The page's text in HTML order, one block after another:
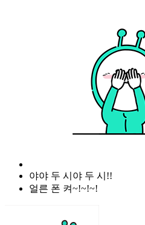
야야 두 시야 두 시!!
얼른 폰 켜~!~!~!